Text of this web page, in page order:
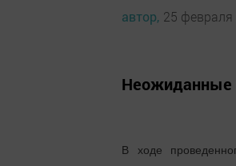
автор, 25 февраля
Неожиданные
В ходе